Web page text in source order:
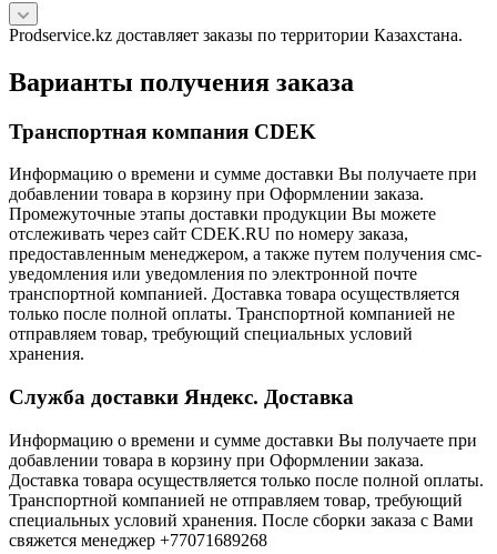
Prodservice.kz доставляет заказы по территории Казахстана.
Варианты получения заказа
Транспортная компания CDEK
Информацию о времени и сумме доставки Вы получаете при
добавлении товара в корзину при Оформлении заказа.
Промежуточные этапы доставки продукции Вы можете
отслеживать через сайт CDEK.RU по номеру заказа,
предоставленным менеджером, а также путем получения смс-
уведомления или уведомления по электронной почте
транспортной компанией. Доставка товара осуществляется
только после полной оплаты. Транспортной компанией не
отправляем товар, требующий специальных условий
хранения.
Служба доставки Яндекс. Доставка
Информацию о времени и сумме доставки Вы получаете при
добавлении товара в корзину при Оформлении заказа.
Доставка товара осуществляется только после полной оплаты.
Транспортной компанией не отправляем товар, требующий
специальных условий хранения. После сборки заказа с Вами
свяжется менеджер +77071689268